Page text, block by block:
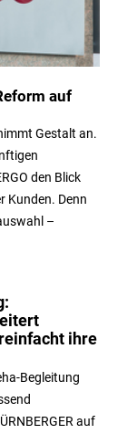
auf
Gestalt an.
den Blick
Kunden. Denn
–
ihre
Begleitung
auf